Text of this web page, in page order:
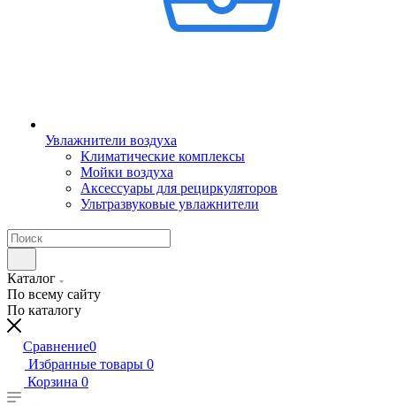
Увлажнители воздуха
Климатические комплексы
Мойки воздуха
Аксессуары для рециркуляторов
Ультразвуковые увлажнители
Каталог
По всему сайту
По каталогу
Сравнение0
Избранные товары 0
Корзина 0